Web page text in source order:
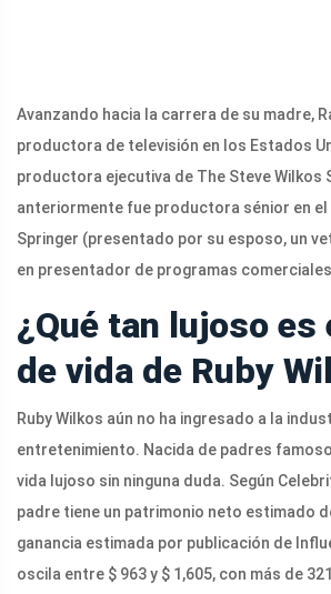
Avanzando hacia la carrera de su madre,
productora de televisión en los Estados
productora ejecutiva de The Steve Wilkos
anteriormente fue productora sénior en
Springer (presentado por su esposo, un
en presentador de programas
¿Qué tan lujoso
de vida de Ruby
Ruby Wilkos aún no ha ingresado a la
entretenimiento. Nacida de padres
vida lujoso sin ninguna duda. Según
padre tiene un patrimonio neto estimado
ganancia estimada por publicación de
oscila entre $ 963 y $ 1,605, con más de